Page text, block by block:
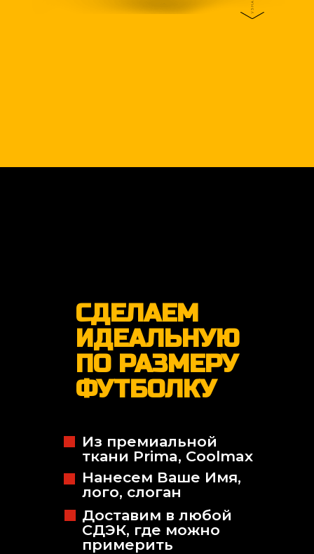
Из премиальной
ткани Prima, Coolmax
Нанесем Ваше Имя,
лого, слоган
Доставим в любой
СДЭК, где можно
примерить
СДЕЛАЕМ
ИДЕАЛЬНУЮ
ПО РАЗМЕРУ
ФУТБОЛКУ